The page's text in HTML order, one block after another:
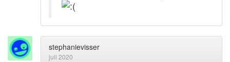
stephanievisser
juli 2020